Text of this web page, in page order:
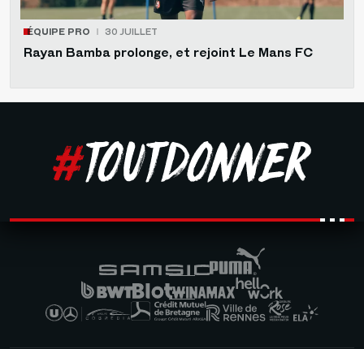
ÉQUIPE PRO 30 JUILLET
Rayan Bamba prolonge, et rejoint Le Mans FC